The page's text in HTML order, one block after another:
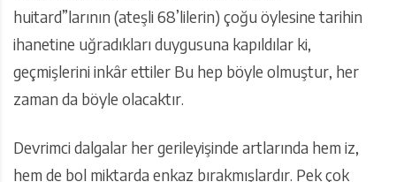
huitard”larının (ateşli 68’lilerin) çoğu öylesine tarihin
ihanetine uğradıkları duygusuna kapıldılar ki,
geçmişlerini inkâr ettiler Bu hep böyle olmuştur, her
zaman da böyle olacaktır.
Devrimci dalgalar her gerileyişinde artlarında hem iz,
hem de bol miktarda enkaz bırakmışlardır. Pek çok